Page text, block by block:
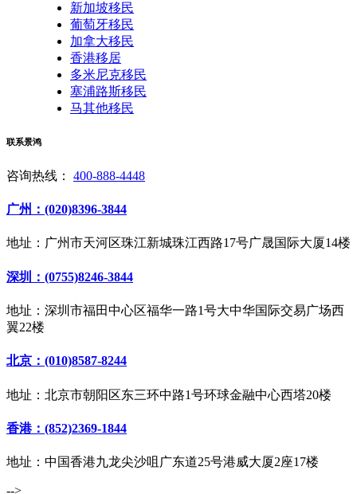
新加坡移民
葡萄牙移民
加拿大移民
香港移居
多米尼克移民
塞浦路斯移民
马其他移民
联系景鸿
咨询热线： 400-888-4448
广州：(020)8396-3844
地址：广州市天河区珠江新城珠江西路17号广晟国际大厦14楼
深圳：(0755)8246-3844
地址：深圳市福田中心区福华一路1号大中华国际交易广场西
翼22楼
北京：(010)8587-8244
地址：北京市朝阳区东三环中路1号环球金融中心西塔20楼
香港：(852)2369-1844
地址：中国香港九龙尖沙咀广东道25号港威大厦2座17楼
-->